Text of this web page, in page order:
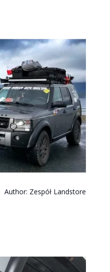
Author: Zespół Landstore